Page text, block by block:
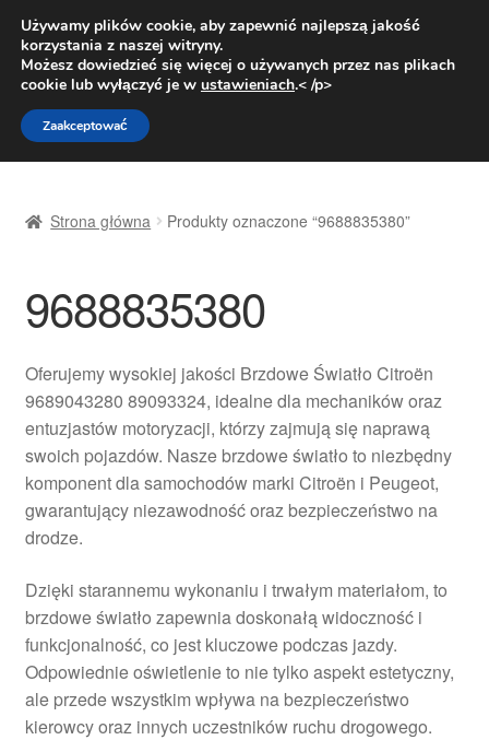
DOSTAWA od 31 zł
Pn.-pt. 9:00-16:00800 003 167
Przejdź
do
nawigacji
Przejdź
do
treści
Dostawa
Dostawa na cały świat
Moje konto
O nas
Płatności
Polityka prywatności
Procedura reklamacyjna
Skarga
Strona główna Produkty oznaczone “9688835380”
9688835380
Oferujemy wysokiej jakości Brzdowe Światło Citroën
9689043280 89093324, idealne dla mechaników oraz
entuzjastów motoryzacji, którzy zajmują się naprawą
swoich pojazdów. Nasze brzdowe światło to niezbędny
komponent dla samochodów marki Citroën i Peugeot,
gwarantujący niezawodność oraz bezpieczeństwo na
drodze.
Dzięki starannemu wykonaniu i trwałym materiałom, to
brzdowe światło zapewnia doskonałą widoczność i
funkcjonalność, co jest kluczowe podczas jazdy.
Odpowiednie oświetlenie to nie tylko aspekt estetyczny,
ale przede wszystkim wpływa na bezpieczeństwo
kierowcy oraz innych uczestników ruchu drogowego.
Używamy plików cookie, aby zapewnić najlepszą jakość
korzystania z naszej witryny.
Możesz dowiedzieć się więcej o używanych przez nas plikach
cookie lub wyłączyć je w ustawieniach.< /p>
Zaakceptować